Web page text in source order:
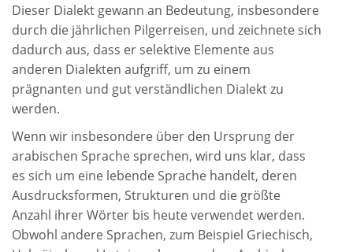
Dieser Dialekt gewann an Bedeutung, insbesondere
durch die jährlichen Pilgerreisen, und zeichnete sich
dadurch aus, dass er selektive Elemente aus
anderen Dialekten aufgriff, um zu einem
prägnanten und gut verständlichen Dialekt zu
werden.
Wenn wir insbesondere über den Ursprung der
arabischen Sprache sprechen, wird uns klar, dass
es sich um eine lebende Sprache handelt, deren
Ausdrucksformen, Strukturen und die größte
Anzahl ihrer Wörter bis heute verwendet werden.
Obwohl andere Sprachen, zum Beispiel Griechisch,